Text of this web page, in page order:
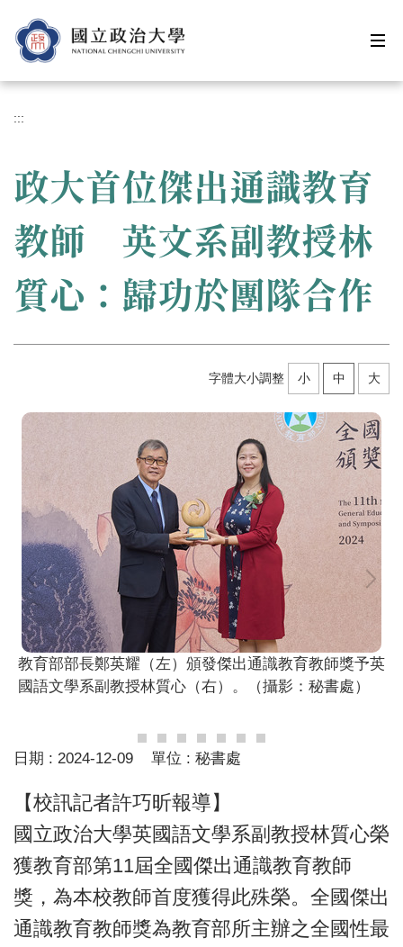
到
主
內
區
:::
政大首位傑出通識教育
教師 英文系副教授林
質心：歸功於團隊合作
字體大小調整 小 中 大
教育部部長鄭英耀（左）頒發傑出通識教育教師獎予英
國語文學系副教授林質心（右）。（攝影：秘書處）
日期 : 2024-12-09 單位 : 秘書處
【校訊記者許巧昕報導】
國立政治大學英國語文學系副教授林質心榮
獲教育部第11屆全國傑出通識教育教師
獎，為本校教師首度獲得此殊榮。全國傑出
通識教育教師獎為教育部所主辦之全國性最